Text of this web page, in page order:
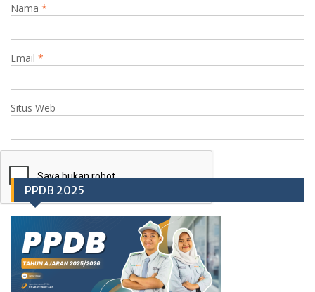
Nama *
Email *
Situs Web
PPDB 2025